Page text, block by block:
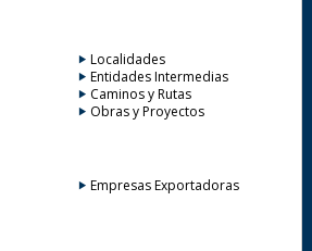
Localidades
Entidades Intermedias
Caminos y Rutas
Obras y Proyectos
Empresas Exportadoras